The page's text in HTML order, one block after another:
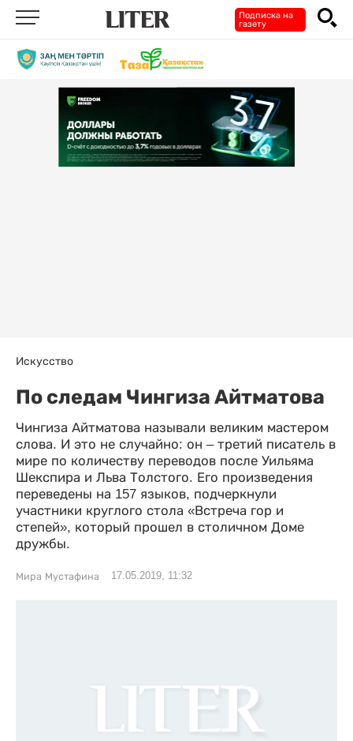
Подписка на
газету
Искусство
По следам Чингиза Айтматова
Чингиза Айтматова называли великим мастером
слова. И это не случайно: он – третий писатель в
мире по количеству переводов после Уильяма
Шекспира и Льва Толстого. Его произведения
переведены на 157 языков, подчеркнули
участники круглого стола «Встреча гор и
степей», который прошел в столичном Доме
дружбы.
Мира Мустафина 17.05.2019, 11:32